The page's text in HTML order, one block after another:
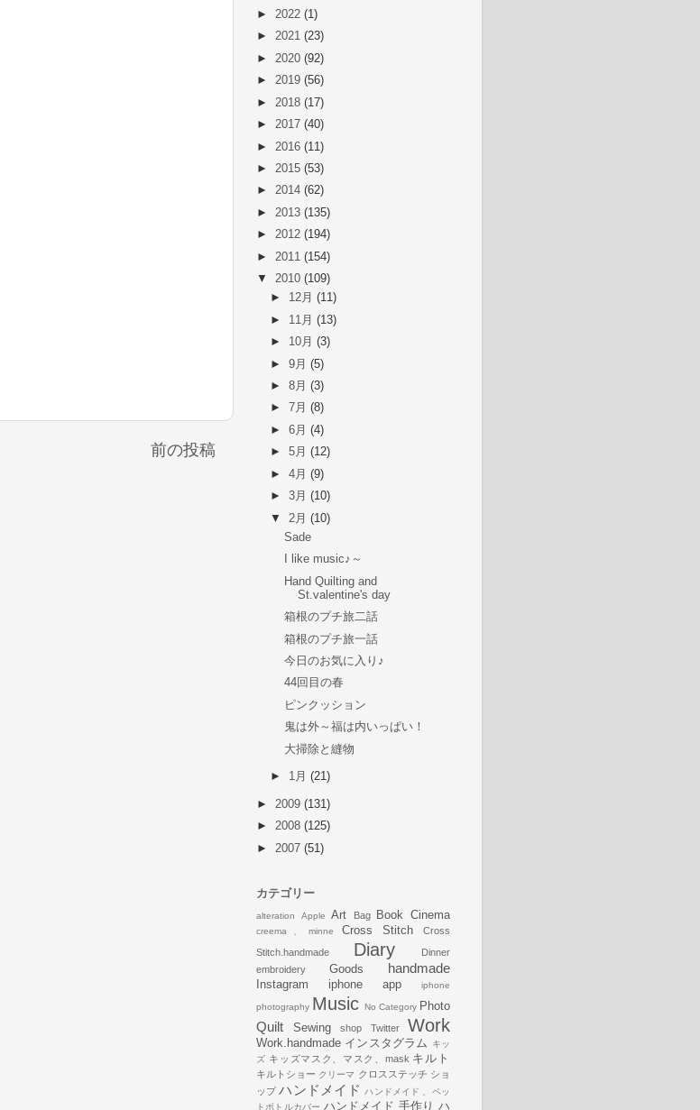
前の投稿
► 2022 (1)
► 2021 (23)
► 2020 (92)
► 2019 (56)
► 2018 (17)
► 2017 (40)
► 2016 (11)
► 2015 (53)
► 2014 (62)
► 2013 (135)
► 2012 (194)
► 2011 (154)
▼ 2010 (109)
► 12月(11)
► 11月(13)
► 10月(3)
►9月(5)
►8月(3)
►
7月(8)
►6月(4)
►5月(12)
►4月(9)
►3月(10)
▼ 2月(10)
Sade
I like music♪～
Hand Quilting and
St.valentine's day
箱根のプチ旅二話
箱根のプチ旅一話
今日のお気に入り♪
44回目の春
ピンクッション
鬼は外～福は内いっぱい！
大掃除と縫物
► 1月(21)
► 2009 (131)
► 2008 (125)
► 2007 (51)
カテゴリー
alteration Apple Art Bag Book Cinema
creema、minne Cross Stitch
Cross
Stitch.handmade
Diary
Dinner
embroidery
Goods handmade
Instagram iphone app iphone
photography Music No Category Photo
Quilt Sewing shop Twitter Work
Work.handmade インスタグラム
キッ
ズ キッズマスク、マスク、mask キルト
キルトショー クリーマ クロスステッチ ショ
ップ ハンドメイド
ハンドメイド 、ペッ
トボトルカバー ハンドメイド 手作り ハ